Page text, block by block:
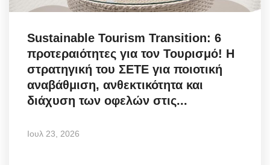
Sustainable Tourism Transition: 6
προτεραιότητες για τον Τουρισμό! Η
στρατηγική του ΣΕΤΕ για ποιοτική
αναβάθμιση, ανθεκτικότητα και
διάχυση των οφελών στις...
Ιουλ 23, 2026